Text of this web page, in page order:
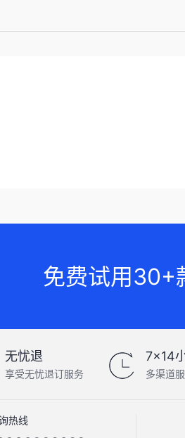
免费试用30+
无忧退
享受无忧退订服务
7×14
多渠道
热线